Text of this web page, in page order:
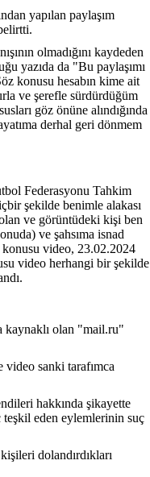
yapılan paylaşım
olmadığını kaydeden
yazıda da "Bu paylaşımı
konusu hesabın kime ait
ve şerefle sürdürdüğüm
göz önüne alındığında
derhal geri dönmem
Federasyonu Tahkim
şekilde benimle alakası
ve görüntüdeki kişi ben
ve şahsıma isnad
konusu video, 23.02.2024
video herhangi bir şekilde
kaynaklı olan "mail.ru"
sanki tarafımca
hakkında şikayette
teşkil eden eylemlerinin suç
dolandırdıkları